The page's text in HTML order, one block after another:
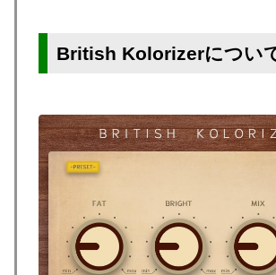
British Kolorizerについ